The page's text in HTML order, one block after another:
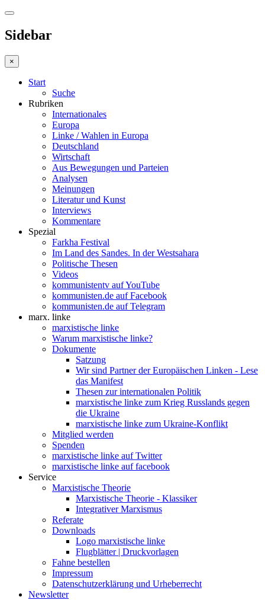
Sidebar
×
Start
Suche
Rubriken
Internationales
Europa
Linke / Wahlen in Europa
Deutschland
Wirtschaft
Aus Bewegungen und Parteien
Analysen
Meinungen
Literatur und Kunst
Interviews
Kommentare
Spezial
Farkha Festival
Im Land des Sandes. In der Westsahara
Politische Thesen
Videos
kommunistentv auf YouTube
kommunisten.de auf Facebook
kommunisten.de auf Telegram
marx. linke
marxistische linke
Warum marxistische linke?
Dokumente
Satzung
Wir sind Partner der Europäischen Linken - Lese
das Manifest
Thesen zur internationalen Politik
marxistische linke zum Krieg Russlands gegen
die Ukraine
marxistische linke zum Ukraine-Konflikt
Mitglied werden
Spenden
marxistische linke auf Twitter
marxistische linke auf facebook
Service
Marxistische Theorie
Marxistische Theorie - Klassiker
Integrativer Marxismus
Referate
Downloads
Logo marxistische linke
Flugblätter | Druckvorlagen
Fahne bestellen
Impressum
Datenschutzerklärung und Urheberrecht
Newsletter